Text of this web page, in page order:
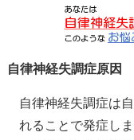
自律神経失調症原因
自律神経失調症は
れることで発症しま